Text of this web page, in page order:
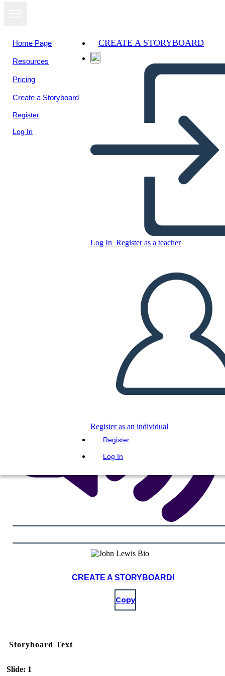
Home Page
Resources
Pricing
Create a Storyboard
Register
Log In
CREATE A STORYBOARD
Log In Register as a teacher
Register as an individual
Register
Log In
John Lewis Bio
CREATE A STORYBOARD
PLAY SLIDESHOW
READ TO ME
CREATE A STORYBOARD!
Copy
Storyboard Text
Slide: 1